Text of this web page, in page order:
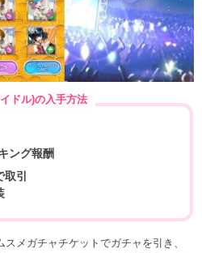
ドル)の入手方法
ング報酬
引
メガチャチケットでガチャを引き、